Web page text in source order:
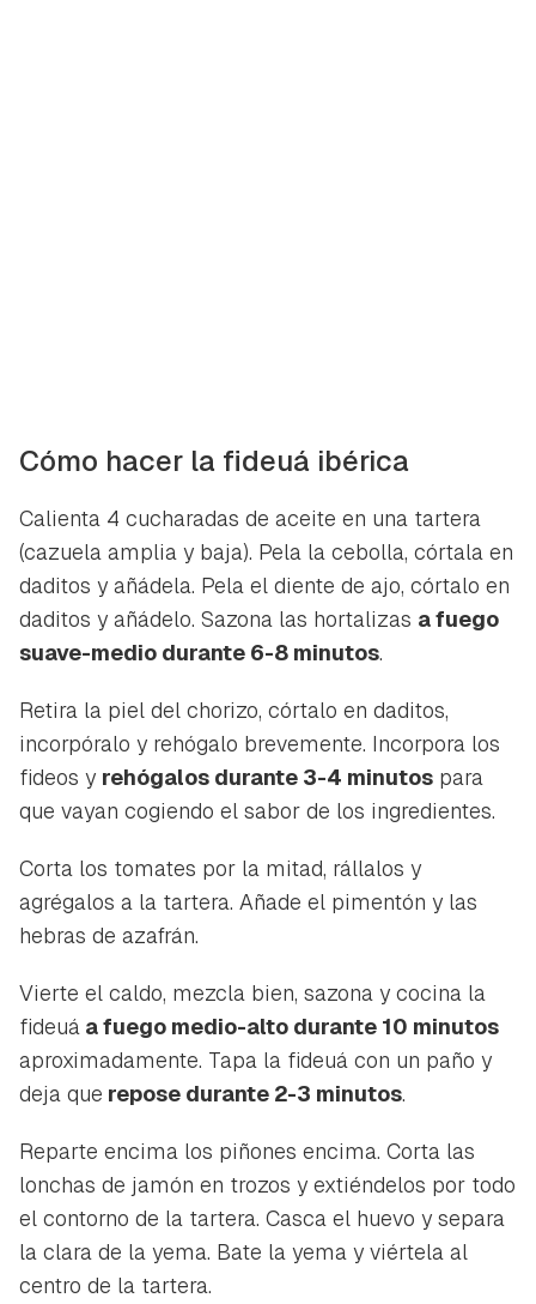
Guardar como favorito
iniciar sesión con tu cuenta de Hogarmanía.
INICIAR SESIÓN CANCELAR
Cómo hacer la fideuá ibérica
Calienta 4 cucharadas de aceite en una tartera
(cazuela amplia y baja). Pela la cebolla, córtala en
daditos y añádela. Pela el diente de ajo, córtalo en
daditos y añádelo. Sazona las hortalizas a fuego
suave-medio durante 6-8 minutos.
Retira la piel del chorizo, córtalo en daditos,
incorpóralo y rehógalo brevemente. Incorpora los
fideos y rehógalos durante 3-4 minutos para
que vayan cogiendo el sabor de los ingredientes.
Corta los tomates por la mitad, rállalos y
agrégalos a la tartera. Añade el pimentón y las
hebras de azafrán.
Vierte el caldo, mezcla bien, sazona y cocina la
fideuá a fuego medio-alto durante 10 minutos
aproximadamente. Tapa la fideuá con un paño y
deja que repose durante 2-3 minutos.
Reparte encima los piñones encima. Corta las
lonchas de jamón en trozos y extiéndelos por todo
el contorno de la tartera. Casca el huevo y separa
la clara de la yema. Bate la yema y viértela al
centro de la tartera.
Contenido enviado
Gracias por suscribirte a nuestro boletín.
ACEPTAR